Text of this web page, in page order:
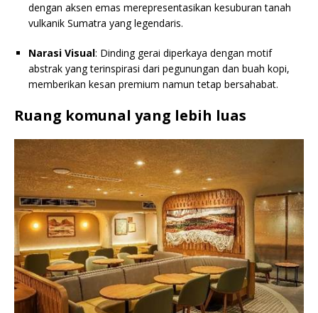
dengan aksen emas merepresentasikan kesuburan tanah
vulkanik Sumatra yang legendaris.
Narasi Visual: Dinding gerai diperkaya dengan motif
abstrak yang terinspirasi dari pegunungan dan buah kopi,
memberikan kesan premium namun tetap bersahabat.
Ruang komunal yang lebih luas